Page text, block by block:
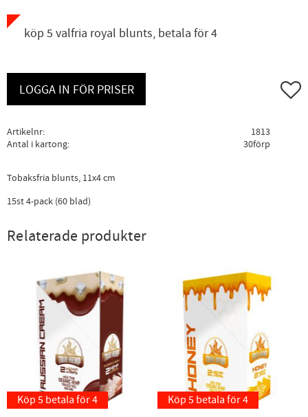
köp 5 valfria royal blunts, betala för 4
LOGGA IN FÖR PRISER Lägg
Artikelnr
1813
Antal i kartong
30förp
Tobaksfria blunts, 11x4 cm
15st 4-pack (60 blad)
Relaterade produkter
Köp 5 betala för 4 Köp 5 betala för 4